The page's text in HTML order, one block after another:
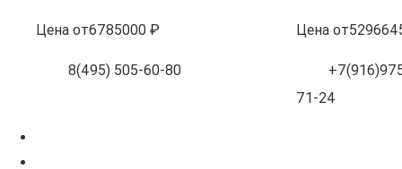
Цена от6785000 ₽
8(495) 505-60-80
Цена от
71-24